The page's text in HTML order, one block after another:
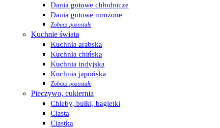
Dania gotowe chłodnicze
Dania gotowe mrożone
Zobacz pozostałe
Kuchnie świata
Kuchnia arabska
Kuchnia chińska
Kuchnia indyjska
Kuchnia japońska
Zobacz pozostałe
Pieczywo, cukiernia
Chleby, bułki, bagietki
Ciasta
Ciastka